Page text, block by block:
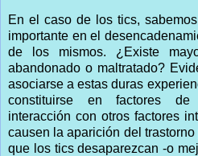
En el caso de los tics,
importante en el
de los mismos. ¿Existe
abandonado o maltratado?
asociarse a estas duras
constituirse en factores
interacción con otros factores
causen la aparición del
que los tics desaparezcan -o